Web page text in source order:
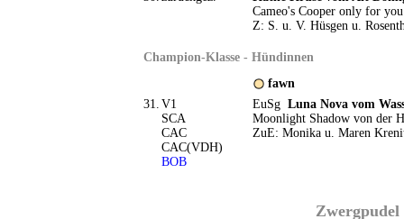
Cameo's Cooper only for
Z: S. u. V. Hüsgen u.
Champion-Klasse - Hündinnen
fawn
31. V1
SCA
CAC
CAC(VDH)
BOB
EuSg Luna Nova vom
Moonlight Shadow von der
ZuE: Monika u. Maren